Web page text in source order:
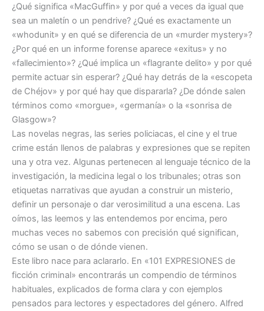
¿Qué significa «MacGuffin» y por qué a veces da igual que
sea un maletín o un pendrive? ¿Qué es exactamente un
«whodunit» y en qué se diferencia de un «murder mystery»?
¿Por qué en un informe forense aparece «exitus» y no
«fallecimiento»? ¿Qué implica un «flagrante delito» y por qué
permite actuar sin esperar? ¿Qué hay detrás de la «escopeta
de Chéjov» y por qué hay que dispararla? ¿De dónde salen
términos como «morgue», «germanía» o la «sonrisa de
Glasgow»?
Las novelas negras, las series policiacas, el cine y el true
crime están llenos de palabras y expresiones que se repiten
una y otra vez. Algunas pertenecen al lenguaje técnico de la
investigación, la medicina legal o los tribunales; otras son
etiquetas narrativas que ayudan a construir un misterio,
definir un personaje o dar verosimilitud a una escena. Las
oímos, las leemos y las entendemos por encima, pero
muchas veces no sabemos con precisión qué significan,
cómo se usan o de dónde vienen.
Este libro nace para aclararlo. En «101 EXPRESIONES de
ficción criminal» encontrarás un compendio de términos
habituales, explicados de forma clara y con ejemplos
pensados para lectores y espectadores del género. Alfred